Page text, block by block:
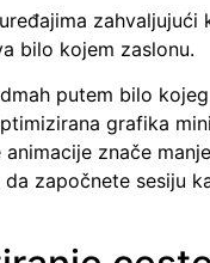
bilo kojem zaslonu.
putem bilo
grafika
animacije znače
započnete